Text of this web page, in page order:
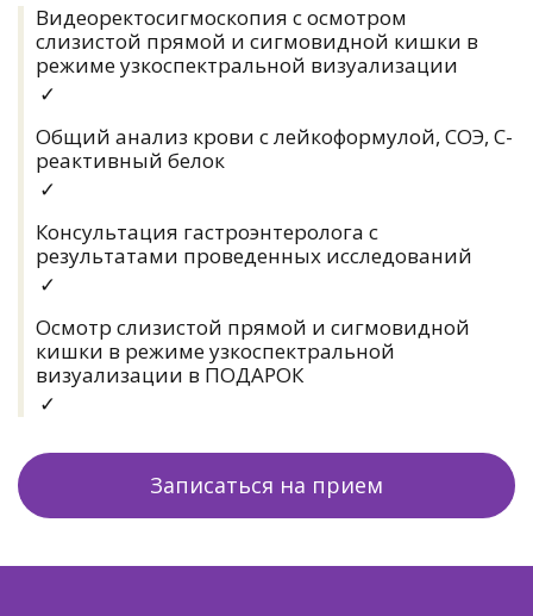
Видеоректосигмоскопия с осмотром
слизистой прямой и сигмовидной кишки в
режиме узкоспектральной визуализации
✓
Общий анализ крови с лейкоформулой, СОЭ, С-
реактивный белок
✓
Консультация гастроэнтеролога с
результатами проведенных исследований
✓
Осмотр слизистой прямой и сигмовидной
кишки в режиме узкоспектральной
визуализации в ПОДАРОК
✓
Записаться на прием